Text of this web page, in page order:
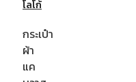
โลโก้
กระเป๋า
ผ้า
แค